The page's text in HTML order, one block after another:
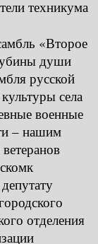
техникума
«Второе
души
русской
села
военные
– нашим
отделения